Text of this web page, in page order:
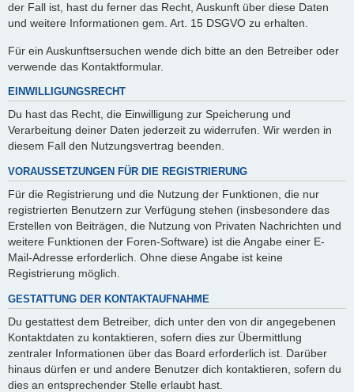
der Fall ist, hast du ferner das Recht, Auskunft über diese Daten
und weitere Informationen gem. Art. 15 DSGVO zu erhalten.
Für ein Auskunftsersuchen wende dich bitte an den Betreiber oder
verwende das Kontaktformular.
EINWILLIGUNGSRECHT
Du hast das Recht, die Einwilligung zur Speicherung und
Verarbeitung deiner Daten jederzeit zu widerrufen. Wir werden in
diesem Fall den Nutzungsvertrag beenden.
VORAUSSETZUNGEN FÜR DIE REGISTRIERUNG
Für die Registrierung und die Nutzung der Funktionen, die nur
registrierten Benutzern zur Verfügung stehen (insbesondere das
Erstellen von Beiträgen, die Nutzung von Privaten Nachrichten und
weitere Funktionen der Foren-Software) ist die Angabe einer E-
Mail-Adresse erforderlich. Ohne diese Angabe ist keine
Registrierung möglich.
GESTATTUNG DER KONTAKTAUFNAHME
Du gestattest dem Betreiber, dich unter den von dir angegebenen
Kontaktdaten zu kontaktieren, sofern dies zur Übermittlung
zentraler Informationen über das Board erforderlich ist. Darüber
hinaus dürfen er und andere Benutzer dich kontaktieren, sofern du
dies an entsprechender Stelle erlaubt hast.